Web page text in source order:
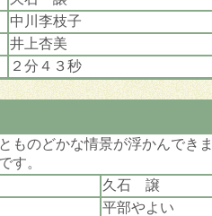
中川李枝子
井上杏美
２分４３秒
ものどかな情景が浮かんできま
す。
久石 譲
平部やよい